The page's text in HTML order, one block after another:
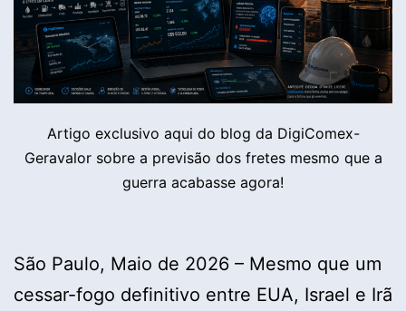
Artigo exclusivo aqui do blog da DigiComex-
Geravalor sobre a previsão dos fretes mesmo que a
guerra acabasse agora!
São Paulo, Maio de 2026 – Mesmo que um
cessar-fogo definitivo entre EUA, Israel e Irã